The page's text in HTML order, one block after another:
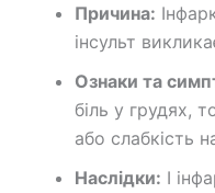
Причина:
інсульт
Ознаки та
біль у грудях,
або слабкість
Наслідки: І